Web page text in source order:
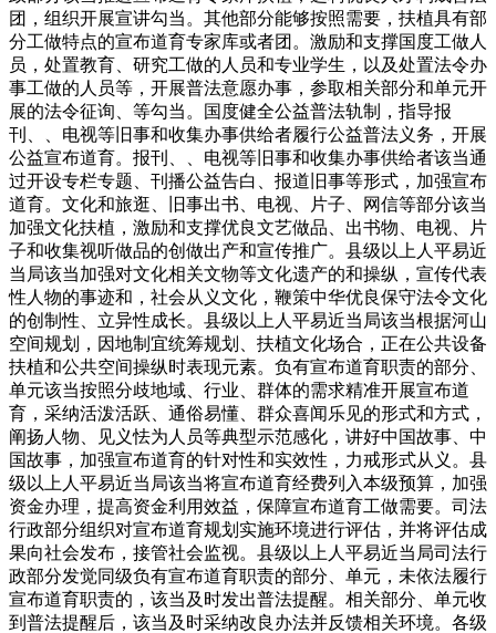
团，组织开展宣讲勾当。其他部分能够按照需要，扶植具有部
分工做特点的宣布道育专家库或者团。激励和支撑国度工做人
员，处置教育、研究工做的人员和专业学生，以及处置法令办
事工做的人员等，开展普法意愿办事，参取相关部分和单元开
展的法令征询、等勾当。国度健全公益普法轨制，指导报
刊、、电视等旧事和收集办事供给者履行公益普法义务，开展
公益宣布道育。报刊、、电视等旧事和收集办事供给者该当通
过开设专栏专题、刊播公益告白、报道旧事等形式，加强宣布
道育。文化和旅逛、旧事出书、电视、片子、网信等部分该当
加强文化扶植，激励和支撑优良文艺做品、出书物、电视、片
子和收集视听做品的创做出产和宣传推广。县级以上人平易近
当局该当加强对文化相关文物等文化遗产的和操纵，宣传代表
性人物的事迹和，社会从义文化，鞭策中华优良保守法令文化
的创制性、立异性成长。县级以上人平易近当局该当根据河山
空间规划，因地制宜统筹规划、扶植文化场合，正在公共设备
扶植和公共空间操纵时表现元素。负有宣布道育职责的部分、
单元该当按照分歧地域、行业、群体的需求精准开展宣布道
育，采纳活泼活跃、通俗易懂、群众喜闻乐见的形式和方式，
阐扬人物、见义怯为人员等典型示范感化，讲好中国故事、中
国故事，加强宣布道育的针对性和实效性，力戒形式从义。县
级以上人平易近当局该当将宣布道育经费列入本级预算，加强
资金办理，提高资金利用效益，保障宣布道育工做需要。司法
行政部分组织对宣布道育规划实施环境进行评估，并将评估成
果向社会发布，接管社会监视。县级以上人平易近当局司法行
政部分发觉同级负有宣布道育职责的部分、单元，未依法履行
宣布道育职责的，该当及时发出普法提醒。相关部分、单元收
到普法提醒后，该当及时采纳改良办法并反馈相关环境。各级